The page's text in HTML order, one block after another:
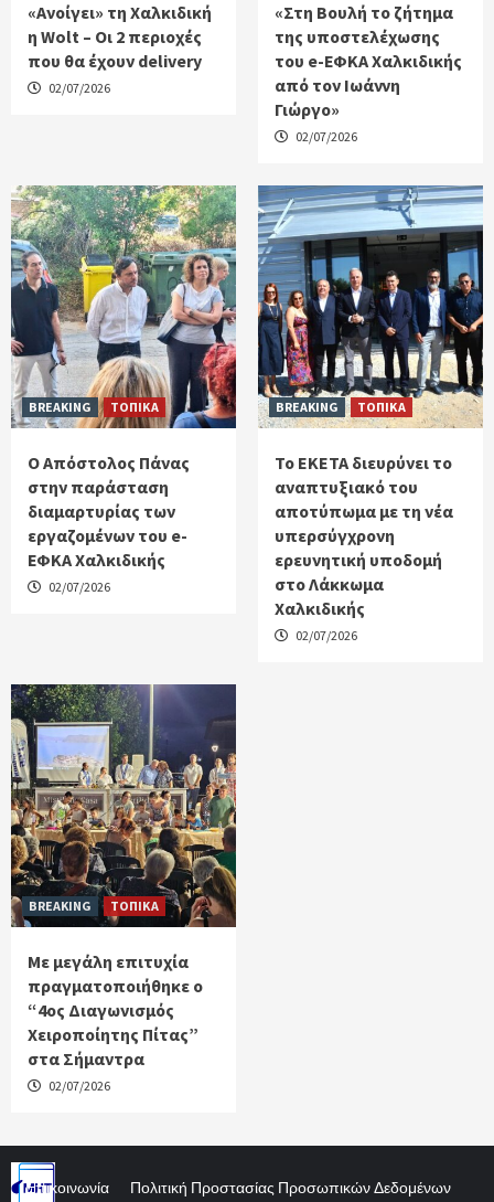
«Ανοίγει» τη Χαλκιδική
η Wolt – Οι 2 περιοχές
που θα έχουν delivery
02/07/2026
«Στη Βουλή το ζήτημα
της υποστελέχωσης
του e-ΕΦΚΑ Χαλκιδικής
από τον Ιωάννη
Γιώργο»
02/07/2026
BREAKING ΤΟΠΙΚΑ
Ο Απόστολος Πάνας
στην παράσταση
διαμαρτυρίας των
εργαζομένων του e-
ΕΦΚΑ Χαλκιδικής
02/07/2026
BREAKING ΤΟΠΙΚΑ
Το ΕΚΕΤΑ διευρύνει το
αναπτυξιακό του
αποτύπωμα με τη νέα
υπερσύγχρονη
ερευνητική υποδομή
στο Λάκκωμα
Χαλκιδικής
02/07/2026
BREAKING ΤΟΠΙΚΑ
Με μεγάλη επιτυχία
πραγματοποιήθηκε ο
“4ος Διαγωνισμός
Χειροποίητης Πίτας”
στα Σήμαντρα
02/07/2026
Επικοινωνία Πολιτική Προστασίας Προσωπικών Δεδομένων